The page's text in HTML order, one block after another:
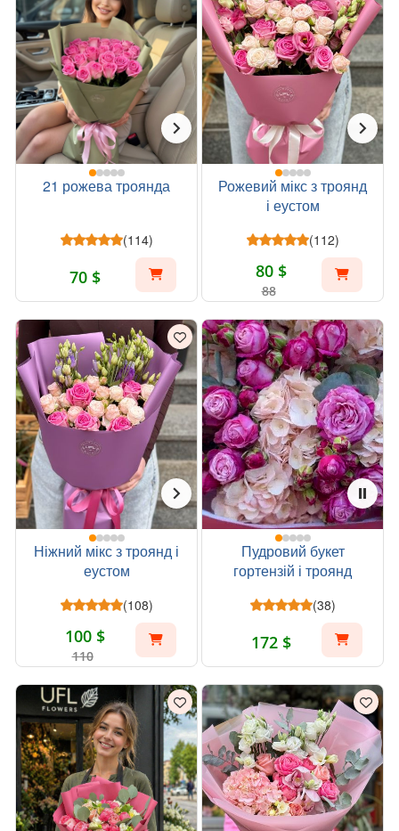
21 рожева троянда
(114)
70 $
Рожевий мікс з троянд
і еустом
(112)
80 $
88
Ніжний мікс з троянд і
еустом
(108)
100 $
110
Пудровий букет
гортензій і троянд
(38)
172 $